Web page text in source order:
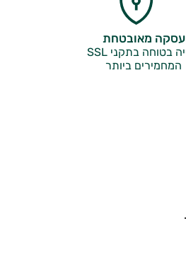
עסקה מאובטחת
קנייה בטוחה בתקני SSL
המחמירים ביותר